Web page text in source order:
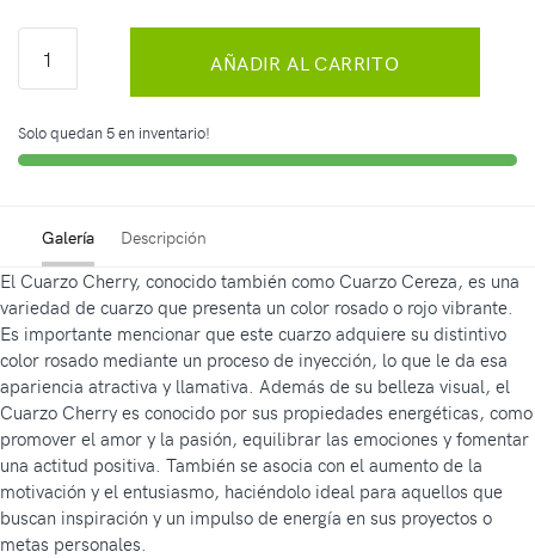
AÑADIR AL CARRITO
Solo quedan 5 en inventario!
Galería Descripción
El Cuarzo Cherry, conocido también como Cuarzo Cereza, es una
variedad de cuarzo que presenta un color rosado o rojo vibrante.
Es importante mencionar que este cuarzo adquiere su distintivo
color rosado mediante un proceso de inyección, lo que le da esa
apariencia atractiva y llamativa. Además de su belleza visual, el
Cuarzo Cherry es conocido por sus propiedades energéticas, como
promover el amor y la pasión, equilibrar las emociones y fomentar
una actitud positiva. También se asocia con el aumento de la
motivación y el entusiasmo, haciéndolo ideal para aquellos que
buscan inspiración y un impulso de energía en sus proyectos o
metas personales.